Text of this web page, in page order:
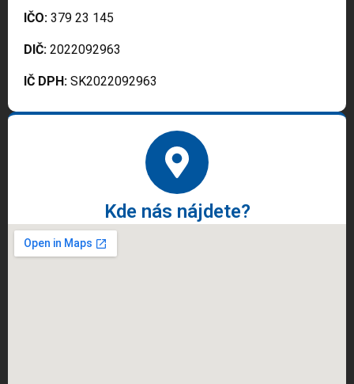
IČO: 379 23 145
DIČ: 2022092963
IČ DPH: SK2022092963
Kde nás nájdete?